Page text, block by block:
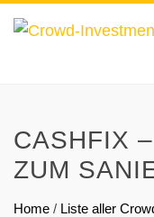
CASHFIX
ZUM
Home / Liste aller